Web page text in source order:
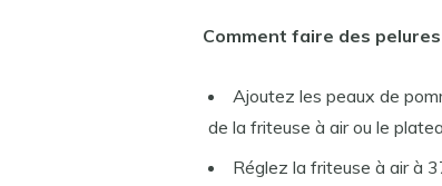
Comment faire des
Ajoutez les peaux de
de la friteuse à air ou le
Réglez la friteuse à air à